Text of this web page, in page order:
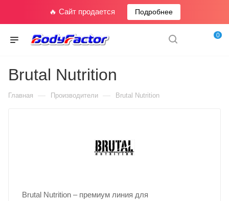
🔥 Сайт продается Подробнее
0
Brutal Nutrition
Главная — Производители — Brutal Nutrition
Brutal Nutrition – премиум линия для